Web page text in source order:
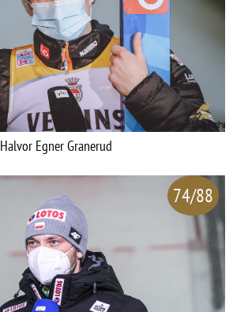
Halvor Egner Granerud
74/88